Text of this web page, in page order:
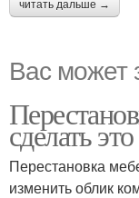
читать дальше →
Вас может
сделать
Перестановка
изменить облик